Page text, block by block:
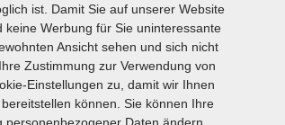
Produktkataloge
ist. Damit Sie auf unserer Website
Werbung für Sie uninteressante
Ansicht sehen und sich nicht
Zustimmung zur Verwendung von
Einstellungen zu, damit wir Ihnen
können. Sie können Ihre
Daten ändern.